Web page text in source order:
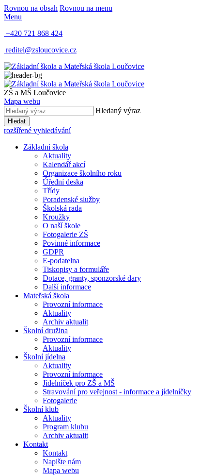
Rovnou na obsah Rovnou na menu
Menu
+420 721 868 424
reditel@zsloucovice.cz
ZŠ a MŠ Loučovice
Mapa webu
Hledaný výraz
Hledat
rozšířené vyhledávání
Základní škola
Aktuality
Kalendář akcí
Organizace školního roku
Úřední deska
Třídy
Poradenské služby
Školská rada
Kroužky
O naší škole
Fotogalerie ZŠ
Povinné informace
GDPR
E-podatelna
Tiskopisy a formuláře
Dotace, granty, sponzorské dary
Další informace
Mateřská škola
Provozní informace
Aktuality
Archiv aktualit
Školní družina
Provozní informace
Aktuality
Školní jídelna
Aktuality
Provozní informace
Jídelníček pro ZŠ a MŠ
Stravování pro veřejnost - informace a jídelníčky
Fotogalerie
Školní klub
Aktuality
Program klubu
Archiv aktualit
Kontakt
Kontakt
Napište nám
Mapa webu